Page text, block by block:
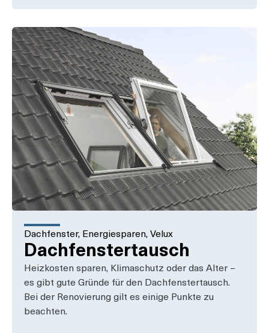
Dachfenster, Energiesparen, Velux
Dachfenstertausch
Heizkosten sparen, Klimaschutz oder das Alter –
es gibt gute Gründe für den Dachfenstertausch.
Bei der Renovierung gilt es einige Punkte zu
beachten.